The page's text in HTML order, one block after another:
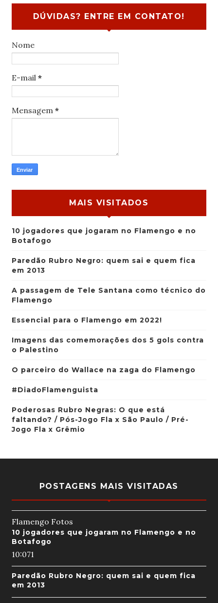
DÚVIDAS? ENTRE EM CONTATO!
Nome
E-mail *
Mensagem *
MAIS VISITADOS
10 jogadores que jogaram no Flamengo e no
Botafogo
Paredão Rubro Negro: quem sai e quem fica
em 2013
A passagem de Tele Santana como técnico do
Flamengo
Essencial para o Flamengo em 2022!
Imagens das comemorações dos 5 gols contra
o Palestino
O parceiro do Wallace na zaga do Flamengo
#DiadoFlamenguista
Poderosas Rubro Negras: O que está
faltando? / Pós-Jogo Fla x São Paulo / Pré-
Jogo Fla x Grêmio
POSTAGENS MAIS VISITADAS
Flamengo Fotos
10 jogadores que jogaram no Flamengo e no
Botafogo
10:071
Paredão Rubro Negro: quem sai e quem fica
em 2013